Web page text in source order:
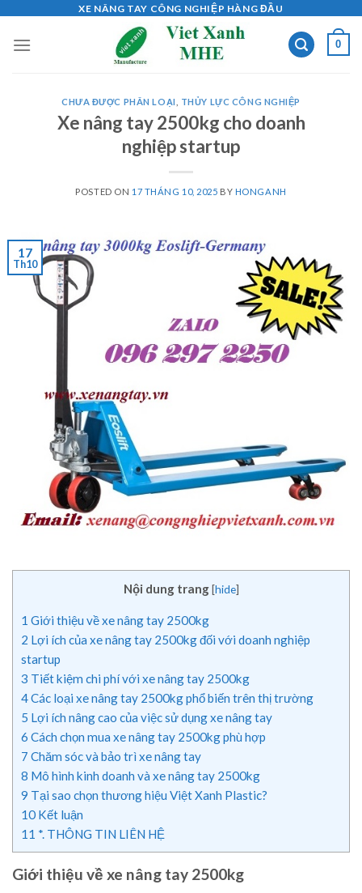
content
XE NÂNG TAY CÔNG NGHIỆP HÀNG ĐẦU
0
CHƯA ĐƯỢC PHÂN LOẠI THỦY LỰC CÔNG NGHIỆP
Xe nâng tay 2500kg cho doanh
nghiệp startup
POSTED ON 17 THÁNG 10, 2025 BY HONGANH
17
Th10
Nội dung trang [hide]
1 Giới thiệu về xe nâng tay 2500kg
2 Lợi ích của xe nâng tay 2500kg đối với doanh nghiệp
startup
3 Tiết kiệm chi phí với xe nâng tay 2500kg
4Các loại xe nâng tay 2500kg phổ biến trên thị trường
5 Lợi ích nâng cao của việc sử dụng xe nâng tay
6 Cách chọn mua xe nâng tay 2500kg phù hợp
7 Chăm sóc và bảo trì xe nâng tay
8 Mô hình kinh doanh và xe nâng tay 2500kg
9 Tại sao chọn thương hiệu Việt Xanh Plastic?
10 Kết luận
11 *. THÔNG TIN LIÊN HỆ
Giới thiệu về xe nâng tay 2500kg